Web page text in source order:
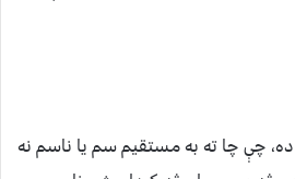
ده، چې چا ته به مستقیم سم یا ناسم نه